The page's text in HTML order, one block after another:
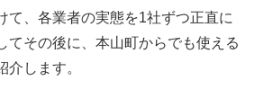
て、各業者の実態を1社ずつ正直に
てその後に、本山町からでも使える
介します。